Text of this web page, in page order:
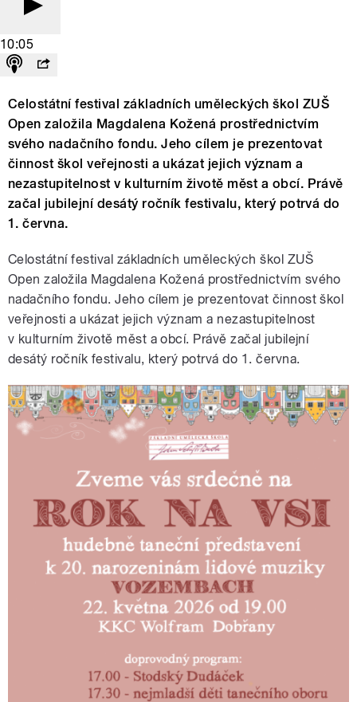
10:05
Celostátní festival základních uměleckých škol ZUŠ
Open založila Magdalena Kožená prostřednictvím
svého nadačního fondu. Jeho cílem je prezentovat
činnost škol veřejnosti a ukázat jejich význam a
nezastupitelnost v kulturním životě měst a obcí. Právě
začal jubilejní desátý ročník festivalu, který potrvá do
1. června.
Celostátní festival základních uměleckých škol ZUŠ
Open založila Magdalena Kožená prostřednictvím svého
nadačního fondu. Jeho cílem je prezentovat činnost škol
veřejnosti a ukázat jejich význam a nezastupitelnost
v kulturním životě měst a obcí. Právě začal jubilejní
desátý ročník festivalu, který potrvá do 1. června.